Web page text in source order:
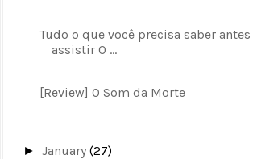
Tudo o que você precisa saber
assistir O ...
[Review] O Som da Morte
►January(27)